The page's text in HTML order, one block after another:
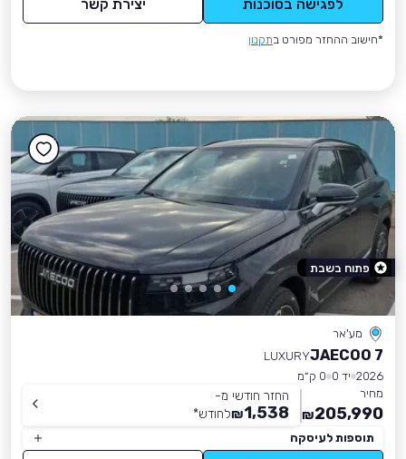
לפגישה בסוכנות יצירת קשר
*חישוב ההחזר מפורט בתקנון
מע'אר
JAECOO 7
LUXURY
2026 יד 0
0 ק״מ
מחיר
205,990
₪
החזר חודשי מ-
1,538
₪לחודש*
תוספות לעיסקה
פתוח בשבת